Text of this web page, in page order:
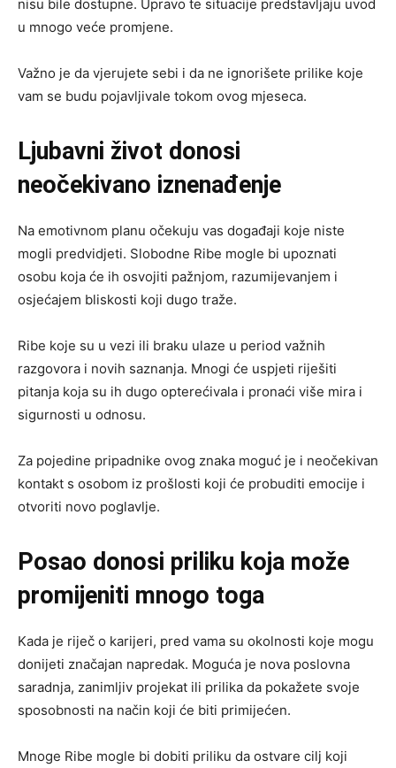
nisu bile dostupne. Upravo te situacije predstavljaju uvod
u mnogo veće promjene.
Važno je da vjerujete sebi i da ne ignorišete prilike koje
vam se budu pojavljivale tokom ovog mjeseca.
Ljubavni život donosi
neočekivano iznenađenje
Na emotivnom planu očekuju vas događaji koje niste
mogli predvidjeti. Slobodne Ribe mogle bi upoznati
osobu koja će ih osvojiti pažnjom, razumijevanjem i
osjećajem bliskosti koji dugo traže.
Ribe koje su u vezi ili braku ulaze u period važnih
razgovora i novih saznanja. Mnogi će uspjeti riješiti
pitanja koja su ih dugo opterećivala i pronaći više mira i
sigurnosti u odnosu.
Za pojedine pripadnike ovog znaka moguć je i neočekivan
kontakt s osobom iz prošlosti koji će probuditi emocije i
otvoriti novo poglavlje.
Posao donosi priliku koja može
promijeniti mnogo toga
Kada je riječ o karijeri, pred vama su okolnosti koje mogu
donijeti značajan napredak. Moguća je nova poslovna
saradnja, zanimljiv projekat ili prilika da pokažete svoje
sposobnosti na način koji će biti primijećen.
Mnoge Ribe mogle bi dobiti priliku da ostvare cilj koji